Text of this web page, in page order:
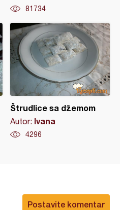
81734
Štrudlice sa džemom
Autor: Ivana
4296
Postavite komentar